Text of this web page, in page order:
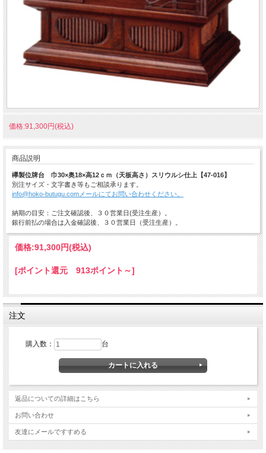
価格:91,300円(税込)
商品説明
欅製位牌台 巾30×奥18×高12ｃｍ（天板高さ）スリウルシ仕上【47-016】
別注サイズ・文字書き等もご相談承ります。
info@hoko-butugu.comメールにてお問い合わせください。
納期の目安：ご注文確認後、３０営業日(受注生産）。
銀行前払の場合は入金確認後、３０営業日（受注生産）。
価格:91,300円(税込)
[ポイント還元 913ポイント～]
注文
購入数： 台
返品についての詳細はこちら
お問い合わせ
友達にメールですすめる